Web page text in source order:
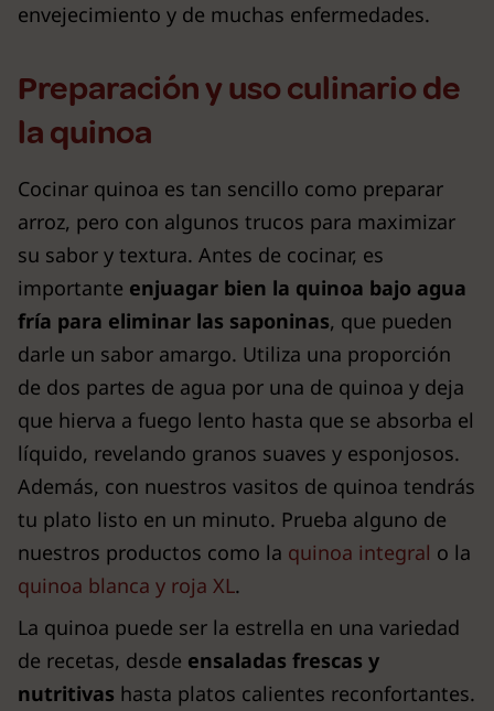
envejecimiento y de muchas enfermedades.
Preparación y uso culinario de
la quinoa
Cocinar quinoa es tan sencillo como preparar
arroz, pero con algunos trucos para maximizar
su sabor y textura. Antes de cocinar, es
importante enjuagar bien la quinoa bajo agua
fría para eliminar las saponinas, que pueden
darle un sabor amargo. Utiliza una proporción
de dos partes de agua por una de quinoa y deja
que hierva a fuego lento hasta que se absorba el
líquido, revelando granos suaves y esponjosos.
Además, con nuestros vasitos de quinoa tendrás
tu plato listo en un minuto. Prueba alguno de
nuestros productos como la quinoa integral o la
quinoa blanca y roja XL.
La quinoa puede ser la estrella en una variedad
de recetas, desde ensaladas frescas y
nutritivas hasta platos calientes reconfortantes.